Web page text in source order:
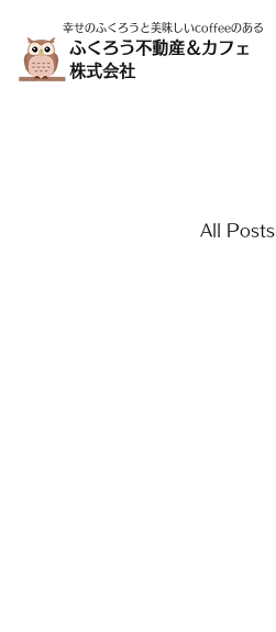
幸せのふくろうと美味しいcoffeeのある
ふくろう不動産＆カフェ
株式会社
All Posts